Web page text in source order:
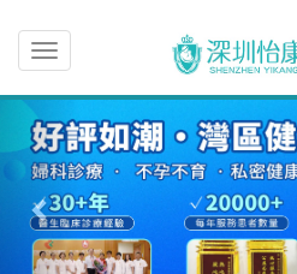
Toggle
navigation